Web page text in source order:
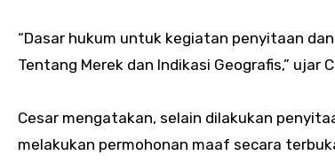
“Dasar hukum untuk kegiatan penyitaan
Tentang Merek dan Indikasi Geografis,” ujar
Cesar mengatakan, selain dilakukan
melakukan permohonan maaf secara